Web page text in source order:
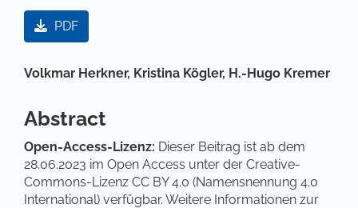
Artikel-Sidebar
PDF
Hauptsächlicher Artikelinhalt
Volkmar Herkner, Kristina Kögler, H.-Hugo Kremer
Abstract
Open-Access-Lizenz: Dieser Beitrag ist ab dem
28.06.2023 im Open Access unter der Creative-
Commons-Lizenz CC BY 4.0 (Namensnennung 4.0
International) verfügbar. Weitere Informationen zur